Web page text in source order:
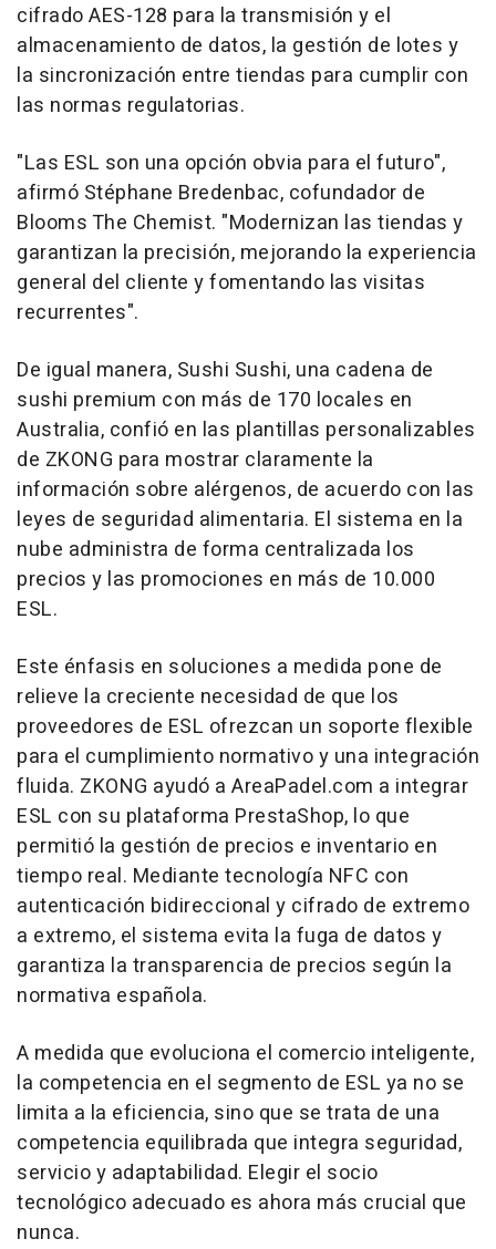
cifrado AES-128 para la transmisión y el
almacenamiento de datos, la gestión de lotes y
la sincronización entre tiendas para cumplir con
las normas regulatorias.
"Las ESL son una opción obvia para el futuro",
afirmó Stéphane Bredenbac, cofundador de
Blooms The Chemist. "Modernizan las tiendas y
garantizan la precisión, mejorando la experiencia
general del cliente y fomentando las visitas
recurrentes".
De igual manera, Sushi Sushi, una cadena de
sushi premium con más de 170 locales en
Australia, confió en las plantillas personalizables
de ZKONG para mostrar claramente la
información sobre alérgenos, de acuerdo con las
leyes de seguridad alimentaria. El sistema en la
nube administra de forma centralizada los
precios y las promociones en más de 10.000
ESL.
Este énfasis en soluciones a medida pone de
relieve la creciente necesidad de que los
proveedores de ESL ofrezcan un soporte flexible
para el cumplimiento normativo y una integración
fluida. ZKONG ayudó a AreaPadel.com a integrar
ESL con su plataforma PrestaShop, lo que
permitió la gestión de precios e inventario en
tiempo real. Mediante tecnología NFC con
autenticación bidireccional y cifrado de extremo
a extremo, el sistema evita la fuga de datos y
garantiza la transparencia de precios según la
normativa española.
A medida que evoluciona el comercio inteligente,
la competencia en el segmento de ESL ya no se
limita a la eficiencia, sino que se trata de una
competencia equilibrada que integra seguridad,
servicio y adaptabilidad. Elegir el socio
tecnológico adecuado es ahora más crucial que
nunca.